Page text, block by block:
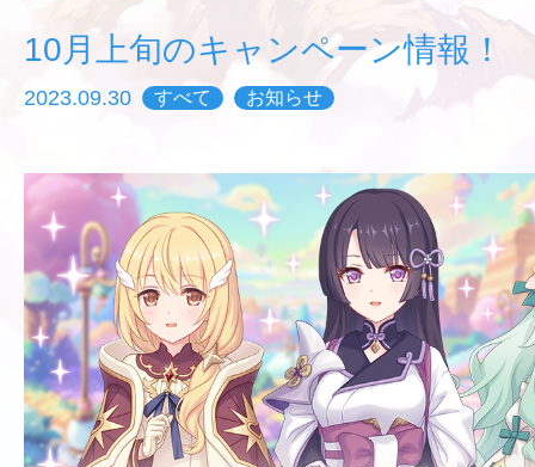
10月上旬のキャンペーン情報！
2023.09.30 すべて お知らせ